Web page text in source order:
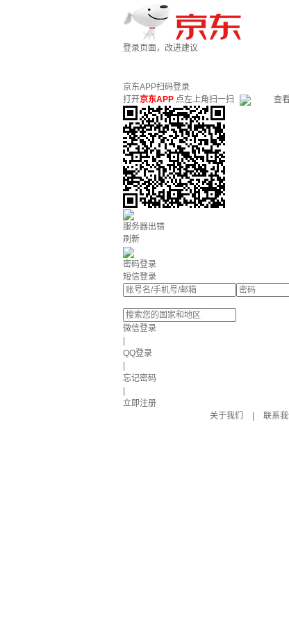
登录页面，改进建议
京东APP扫码登录
打开京东APP 点左上角扫一扫 查
服务器出错
刷新
密码登录
短信登录
微信登录
QQ登录
忘记密码
立即注册
关于我们
联系我